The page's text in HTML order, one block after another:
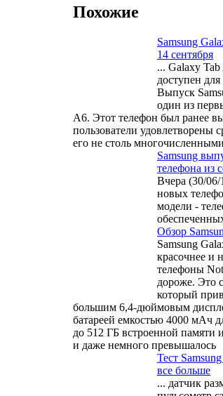
Похожие
Samsung
14 сентября
... Galaxy
доступен
Выпуск
один из
A6. Этот телефон был ранее
пользователи
его не столь
Samsung
телефона из
Вчера (30/06/
новых
модели -
Обзор
Samsung
красочнее и
телефоны
дороже. Это
который
большим 6,4-дюймовым
батареей емкостью 4000 мАч
до 512 ГБ встроенной памяти
и даже немного превышалось
Тест
все больше
... датчик